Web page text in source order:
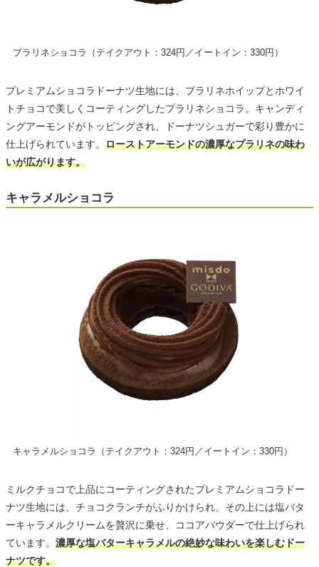
プラリネショコラ（テイクアウト：324円／イートイン：330円）
プレミアムショコラドーナツ生地には、プラリネホイップとホワイ
トチョコで美しくコーティングしたプラリネショコラ。キャンディ
ングアーモンドがトッピングされ、ドーナツシュガーで彩り豊かに
仕上げられています。 ローストアーモンドの濃厚なプラリネの味わ
いが広がります。
キャラメルショコラ
キャラメルショコラ（テイクアウト：324円／イートイン：330円）
ミルクチョコで上品にコーティングされたプレミアムショコラドー
ナツ生地には、チョコクランチがふりかけられ、その上には塩バタ
ーキャラメルクリームを贅沢に乗せ、ココアパウダーで仕上げられ
ています。 濃厚な塩バターキャラメルの絶妙な味わいを楽しむドー
ナツです。